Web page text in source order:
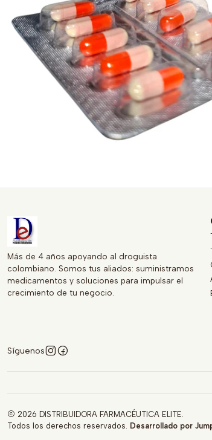
Más de 4 años apoyando al droguista
colombiano. Somos tus aliados: suministramos
medicamentos y soluciones para impulsar el
crecimiento de tu negocio.
Síguenos
2026 DISTRIBUIDORA FARMACÉUTICA ELITE.
Todos los derechos reservados. Desarrollado por